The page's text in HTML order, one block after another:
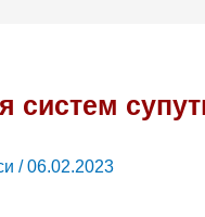
систем
/06.02.2023